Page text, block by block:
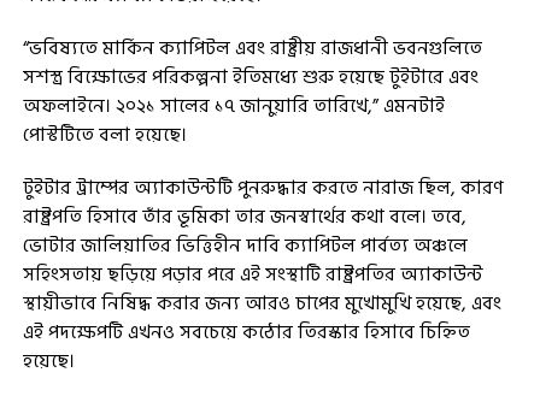
“ভবিষ্যতে মার্কিন ক্যাপিটল এবং রাষ্ট্রীয় রাজধানী ভবনগুলিতে
সশস্ত্র বিক্ষোভের পরিকল্পনা ইতিমধ্যে শুরু হয়েছে টুইটারে এবং
অফলাইনে। ২০২১ সালের ১৭ জানুয়ারি তারিখে,” এমনটাই
পোস্টটিতে বলা হয়েছে।
টুইটার ট্রাম্পের অ্যাকাউন্টটি পুনরুদ্ধার করতে নারাজ ছিল, কারণ
রাষ্ট্রপতি হিসাবে তাঁর ভূমিকা তার জনস্বার্থের কথা বলে। তবে,
ভোটার জালিয়াতির ভিত্তিহীন দাবি ক্যাপিটল পার্বত্য অঞ্চলে
সহিংসতায় ছড়িয়ে পড়ার পরে এই সংস্থাটি রাষ্ট্রপতির অ্যাকাউন্ট
স্থায়ীভাবে নিষিদ্ধ করার জন্য আরও চাপের মুখোমুখি হয়েছে, এবং
এই পদক্ষেপটি এখনও সবচেয়ে কঠোর তিরস্কার হিসাবে চিহ্নিত
হয়েছে।